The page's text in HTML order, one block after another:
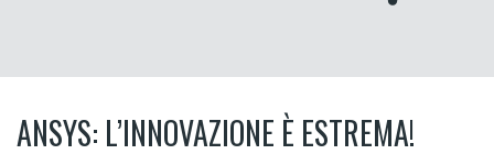
ANSYS: L’INNOVAZIONE È ESTREMA!